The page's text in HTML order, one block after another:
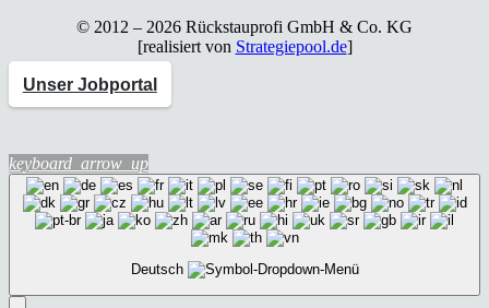
© 2012 – 2026 Rück­stau­pro­fi GmbH & Co. KG
[rea­li­siert von Strategiepool.de]
Unser Jobportal
keyboard_arrow_up
Deutsch